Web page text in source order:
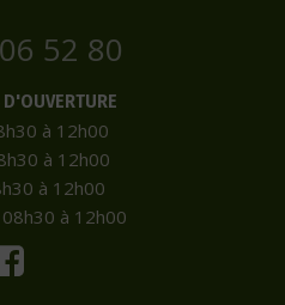
52 80
à 12h00
à 12h00
à 12h00
à 12h00